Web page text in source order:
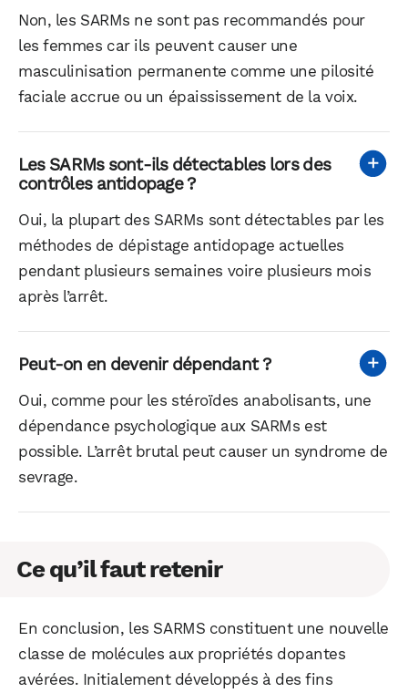
Non, les SARMs ne sont pas recommandés pour
les femmes car ils peuvent causer une
masculinisation permanente comme une pilosité
faciale accrue ou un épaississement de la voix.
Les SARMs sont-ils détectables lors des
contrôles antidopage ?
Oui, la plupart des SARMs sont détectables par les
méthodes de dépistage antidopage actuelles
pendant plusieurs semaines voire plusieurs mois
après l’arrêt.
Peut-on en devenir dépendant ?
Oui, comme pour les stéroïdes anabolisants, une
dépendance psychologique aux SARMs est
possible. L’arrêt brutal peut causer un syndrome de
sevrage.
Ce qu’il faut retenir
En conclusion, les SARMS constituent une nouvelle
classe de molécules aux propriétés dopantes
avérées. Initialement développés à des fins